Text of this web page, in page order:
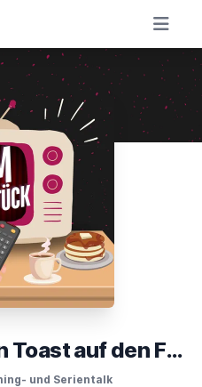
Filmfrühstück - Ein Toast auf den Film
und Serientalk